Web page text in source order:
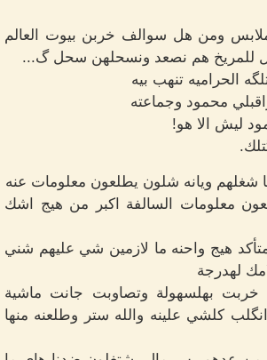
ومن هل سوالف خربن بيوت العالم
للمريخ هم نصعد ونسحلهن سحل گ...
الحراميه تنهب بيه
محمود وجماعته
ليش الا هو!
ويانه شلون يطلعون معلومات عنه
معلومات السالفة اكبر من هيج اشك
هيج واحنه ما لازمين شي عليهم شني
لهدرجة
بهلسهولة وتصاوبت جانت ماشية
كلشي علينه والله ستر وطلعنه منها